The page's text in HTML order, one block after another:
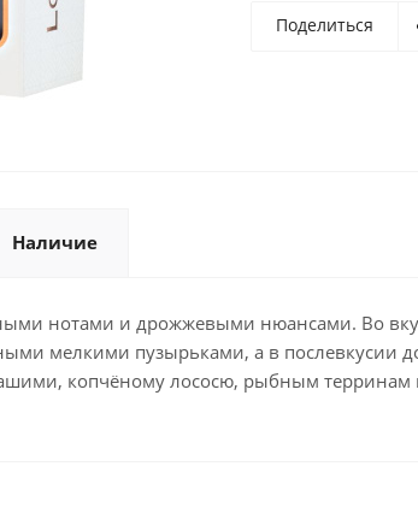
Поделиться
Наличие
нотами и дрожжевыми нюансами. Во
мелкими пузырьками, а в послевкусии
копчёному лососю, рыбным терринам